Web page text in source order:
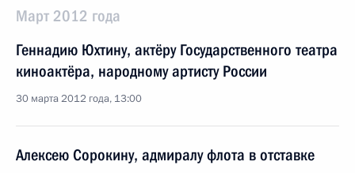
Март 2012 года
Геннадию Юхтину, актёру Государственного театра
киноактёра, народному артисту России
30 марта 2012 года, 13:00
Алексею Сорокину, адмиралу флота в отставке